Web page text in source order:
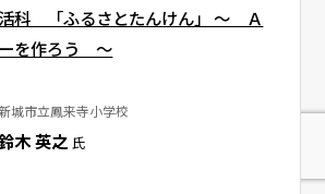
科 「ふるさとたんけん」 ～ Ａ
を作ろう ～
城市立鳳来寺小学校
木 英之 氏